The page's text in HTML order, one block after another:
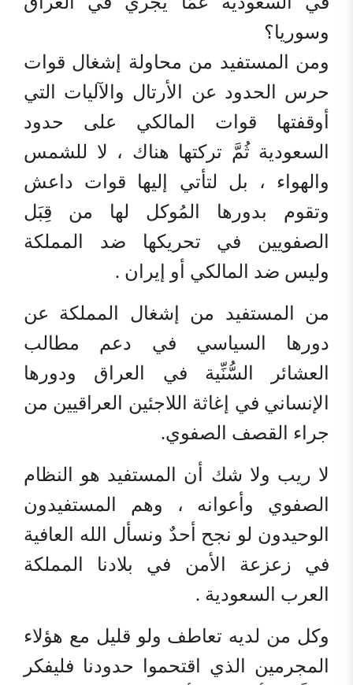
وسوريا؟
ومن المستفيد من محاولة إشغال قوات
حرس الحدود عن الأرتال والآليات التي
أوقفتها قوات المالكي على حدود
السعودية ثُمَّ تركتها هناك ، لا للشمس
والهواء ، بل لتأتي إليها قوات داعش
وتقوم بدورها المُوكل لها من قِبَل
الصفويين في تحريكها ضد المملكة
وليس ضد المالكي أو إيران .
من المستفيد من إشغال المملكة عن
دورها السياسي في دعم مطالب
العشائر السُّنِّية في العراق ودورها
الإنساني في إغاثة اللاجئين العراقيين من
جراء القصف الصفوي.
لا ريب ولا شك أن المستفيد هو النظام
الصفوي وأعوانه ، وهم المستفيدون
الوحيدون لو نجح أحدٌ ونسأل الله العافية
في زعزعة الأمن في بلادنا المملكة
العرب السعودية .
وكل من لديه تعاطف ولو قليل مع هؤلاء
المجرمين الذي اقتحموا حدودنا فليفكر